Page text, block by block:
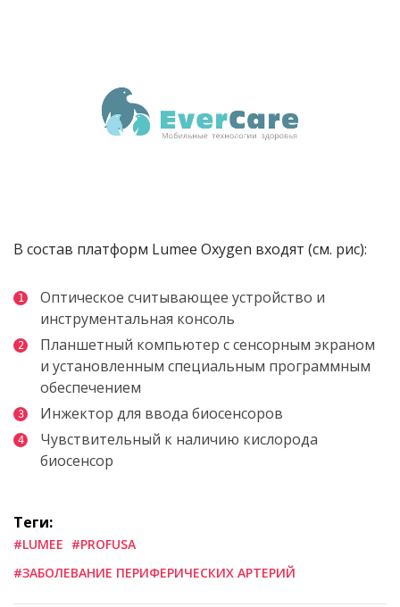
В состав платформ Lumee Oxygen входят (см. рис):
Оптическое считывающее устройство и
инструментальная консоль
Планшетный компьютер с сенсорным экраном
и установленным специальным программным
обеспечением
Инжектор для ввода биосенсоров
Чувствительный к наличию кислорода
биосенсор
Теги:
#LUMEE #PROFUSA
#ЗАБОЛЕВАНИЕ ПЕРИФЕРИЧЕСКИХ АРТЕРИЙ